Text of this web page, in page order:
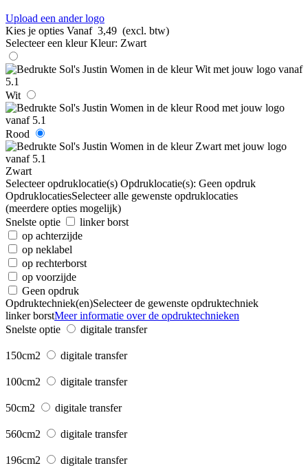
Upload een ander logo
Kies je opties Vanaf 3,49 (excl. btw)
Selecteer een kleur Kleur: Zwart
Wit
Rood
Zwart
Selecteer opdruklocatie(s) Opdruklocatie(s): Geen opdruk
OpdruklocatiesSelecteer alle gewenste opdruklocaties
(meerdere opties mogelijk)
Snelste optie
linker borst
op achterzijde
op neklabel
op rechterborst
op voorzijde
Geen opdruk
Opdruktechniek(en)Selecteer de gewenste opdruktechniek
linker borstMeer informatie over de opdruktechnieken
Snelste optie
digitale transfer
150cm2 digitale transfer
100cm2 digitale transfer
50cm2 digitale transfer
560cm2 digitale transfer
196cm2 digitale transfer